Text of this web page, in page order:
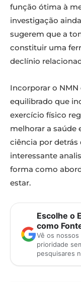
função ótima à
investigação
sugerem que a
constituir uma
declínio
Incorporar o
equilibrado que
exercício físico
melhorar a saúde
ciência por detrás
interessante
forma como
estar.
Escolhe o
como
Vê os
prioridade
pesquisares